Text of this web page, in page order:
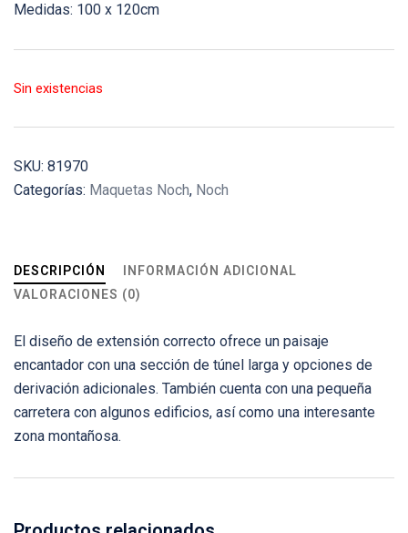
Medidas: 100 x 120cm
Sin existencias
SKU: 81970
Categorías: Maquetas Noch, Noch
DESCRIPCIÓN
INFORMACIÓN ADICIONAL
VALORACIONES (0)
El diseño de extensión correcto ofrece un paisaje
encantador con una sección de túnel larga y opciones de
derivación adicionales. También cuenta con una pequeña
carretera con algunos edificios, así como una interesante
zona montañosa.